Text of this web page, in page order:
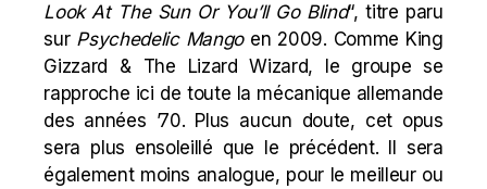
Look At The Sun Or You’ll Go Blind“, titre paru
surPsychedelic Mangoen 2009. Comme King
Gizzard & The Lizard Wizard, le groupe se
rapproche ici de toute la mécanique allemande
des années ’70. Plus aucun doute, cet opus
sera plus ensoleillé que le précédent. Il sera
également moins analogue, pour le meilleur ou